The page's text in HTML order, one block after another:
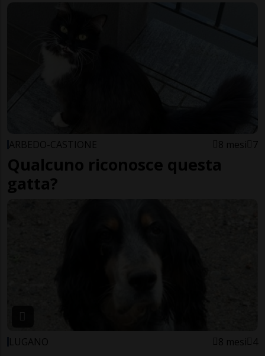
ARBEDO-CASTIONE 8 mesi 7
Qualcuno riconosce questa
gatta?
LUGANO 8 mesi 4